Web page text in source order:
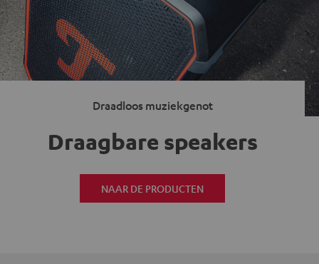
Draadloos muziekgenot
Draagbare speakers
NAAR DE PRODUCTEN